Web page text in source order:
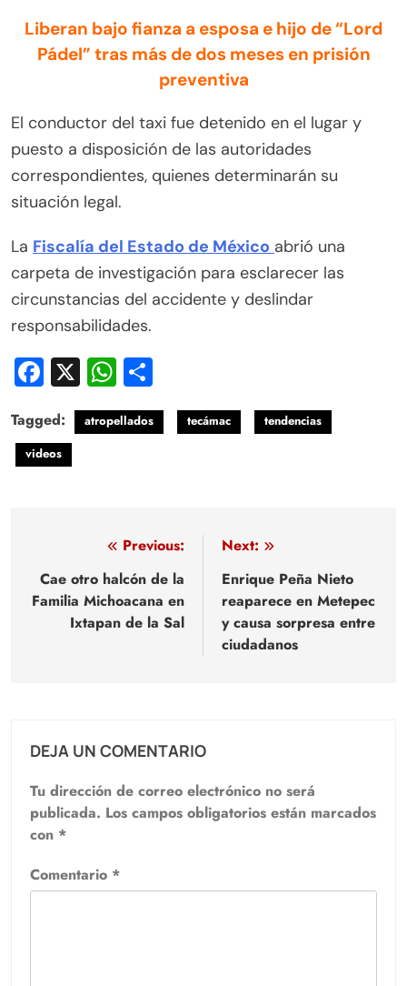
Liberan bajo fianza a esposa e hijo de “Lord
Pádel” tras más de dos meses en prisión
preventiva
El conductor del taxi fue detenido en el lugar y
puesto a disposición de las autoridades
correspondientes, quienes determinarán su
situación legal.
La Fiscalía del Estado de México abrió una
carpeta de investigación para esclarecer las
circunstancias del accidente y deslindar
responsabilidades.
Facebook
X WhatsApp
Tagged: atropellados tecámac
tendencias
videos
Navegación
de
entradas
Previous:
Cae otro halcón de la
Familia Michoacana en
Ixtapan de la Sal
Next:
Enrique Peña Nieto
reaparece en Metepec
y causa sorpresa entre
ciudadanos
DEJA UN COMENTARIO
Tu dirección de correo electrónico no será
publicada. Los campos obligatorios están marcados
con *
Comentario *